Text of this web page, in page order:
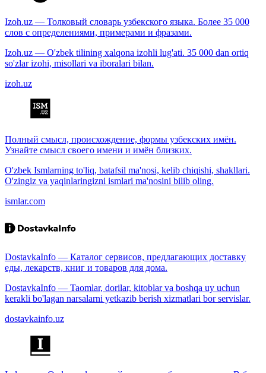
Izoh.uz — Толковый словарь узбекского языка. Более 35 000
слов с определениями, примерами и фразами.
Izoh.uz — O'zbek tilining xalqona izohli lug'ati. 35 000 dan ortiq
so'zlar izohi, misollari va iboralari bilan.
izoh.uz
Полный смысл, происхождение, формы узбекских имён.
Узнайте смысл своего имени и имён близких.
O'zbek Ismlarning to'liq, batafsil ma'nosi, kelib chiqishi, shakllari.
O'zingiz va yaqinlaringizni ismlari ma'nosini bilib oling.
ismlar.com
DostavkaInfo — Каталог сервисов, предлагающих доставку
еды, лекарств, книг и товаров для дома.
DostavkaInfo — Taomlar, dorilar, kitoblar va boshqa uy uchun
kerakli bo'lagan narsalarni yetkazib berish xizmatlari bor servislar.
dostavkainfo.uz